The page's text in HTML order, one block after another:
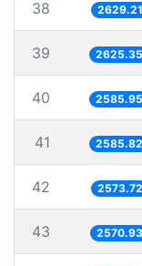
38 2629.21
39 2625.35
40 2585.95
41 2585.82
42 2573.72
43 2570.93